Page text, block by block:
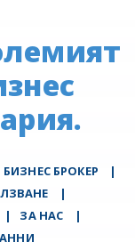
БИЗНЕС БРОКЕР
|
|
| ЗА НАС
|